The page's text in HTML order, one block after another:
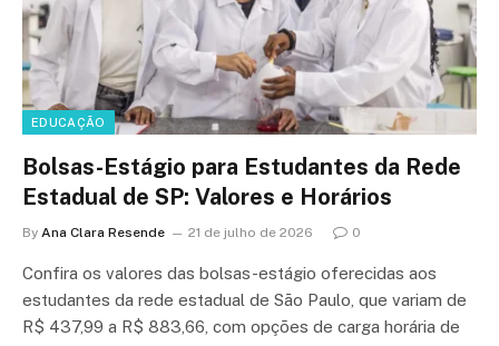
EDUCAÇÃO
Bolsas-Estágio para Estudantes da Rede
Estadual de SP: Valores e Horários
By Ana Clara Resende 21 de julho de 2026 0
Confira os valores das bolsas-estágio oferecidas aos
estudantes da rede estadual de São Paulo, que variam de
R$ 437,99 a R$ 883,66, com opções de carga horária de